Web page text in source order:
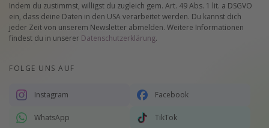
Indem du zustimmst, willigst du zugleich gem. Art. 49 Abs. 1 lit. a DSGVO
ein, dass deine Daten in den USA verarbeitet werden. Du kannst dich
jeder Zeit von unserem Newsletter abmelden. Weitere Informationen
findest du in unserer Datenschutzerklärung.
FOLGE UNS AUF
Instagram Facebook
WhatsApp TikTok